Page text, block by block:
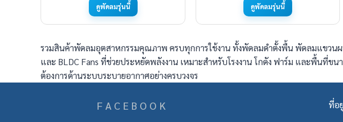
ดูพัดลมรุ่นนี้ ดูพัดลมรุ่นนี้
รวมสินค้าพัดลมอุตสาหกรรมคุณภาพ ครบทุกการใช้งาน ทั้งพัดลมดำตั้งพื้น พัดลมแขว
และ BLDC Fans ที่ช่วยประหยัดพลังงาน เหมาะสำหรับโรงงาน โกดัง ฟาร์ม และพื้นที่
ต้องการด้านระบบระบายอากาศอย่างครบวงจร
F A C E B O O K ที่อ